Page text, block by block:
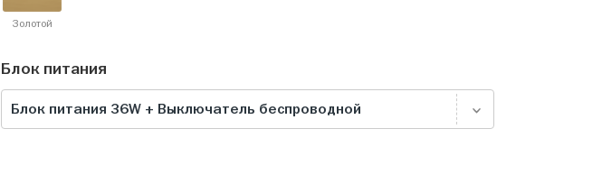
Золотой
Блок питания
Блок питания 36W + Выключатель беспроводной